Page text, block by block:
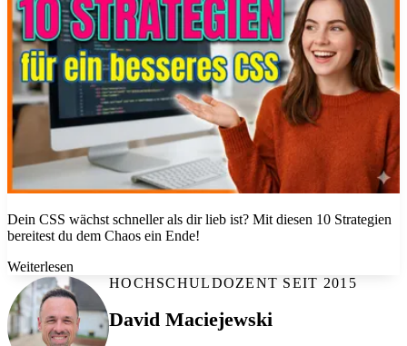
Dein CSS wächst schneller als dir lieb ist? Mit diesen 10 Strategien
bereitest du dem Chaos ein Ende!
Weiterlesen
HOCHSCHULDOZENT SEIT 2015
David Maciejewski